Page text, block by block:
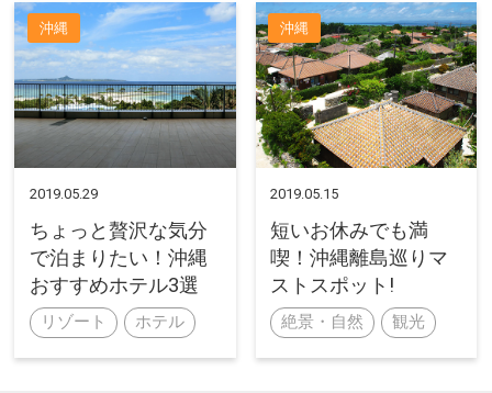
沖縄
2019.05.29
ちょっと贅沢な気分
で泊まりたい！沖縄
おすすめホテル3選
リゾート ホテル
沖縄
2019.05.15
短いお休みでも満
喫！沖縄離島巡りマ
ストスポット!
絶景・自然 観光